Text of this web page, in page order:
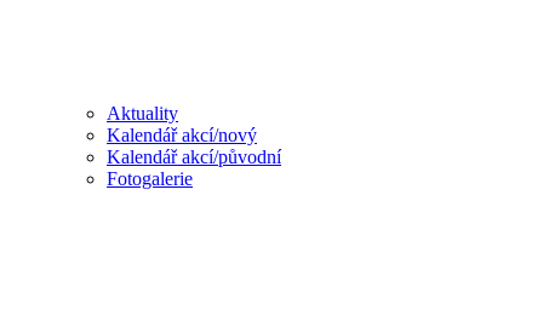
Aktuality
Kalendář akcí/nový
Kalendář akcí/původní
Fotogalerie